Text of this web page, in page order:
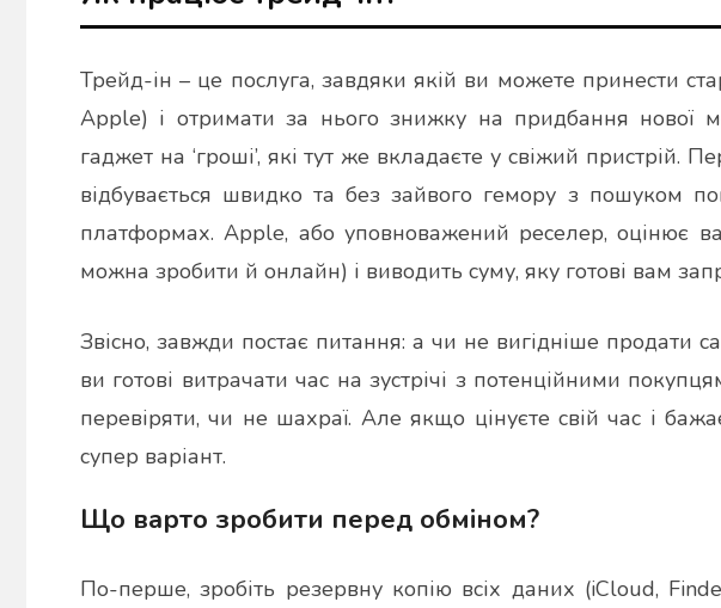
Трейд-ін – це послуга, завдяки якій ви можете принести
Apple) і отримати за нього знижку на придбання нової
гаджет на ‘гроші’, які тут же вкладаєте у свіжий пристрій.
відбувається швидко та без зайвого гемору з пошуком
платформах. Apple, або уповноважений реселер, оцінює
можна зробити й онлайн) і виводить суму, яку готові вам
Звісно, завжди постає питання: а чи не вигідніше продати
ви готові витрачати час на зустрічі з потенційними
перевіряти, чи не шахраї. Але якщо цінуєте свій час і
супер варіант.
Що варто зробити перед обміном?
По-перше, зробіть резервну копію всіх даних (iCloud,